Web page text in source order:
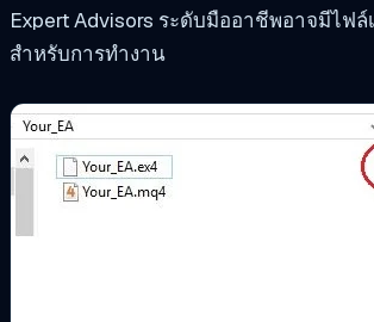
Expert Advisors ระดับมืออาชีพอาจมีไฟล์
สำหรับการทำงาน